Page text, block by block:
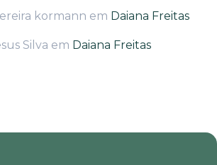
kormann em Daiana Freitas
Silva em Daiana Freitas